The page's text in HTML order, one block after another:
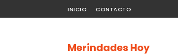
INICIO CONTACTO
Merindades Hoy